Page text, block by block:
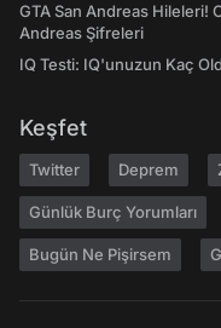
GTA San Andreas Hileleri!
Andreas Şifreleri
IQ Testi: IQ'unuzun Kaç
Keşfet
Twitter Deprem
Günlük Burç Yorumları
Bugün Ne Pişirsem